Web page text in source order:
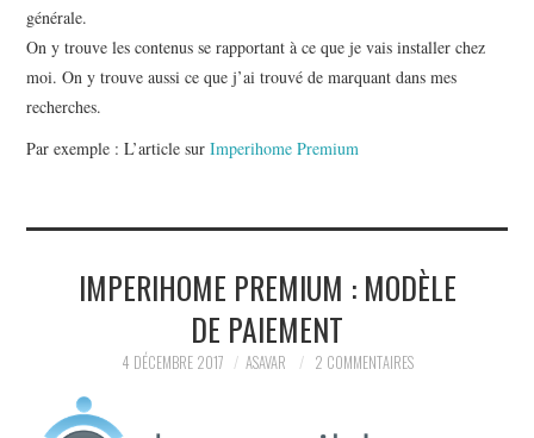
LIFE
À PROPOS
générale.
On y trouve les contenus se rapportant à ce que je vais installer chez
moi. On y trouve aussi ce que j’ai trouvé de marquant dans mes
recherches.
Par exemple : L’article surImperihome Premium
IMPERIHOME PREMIUM : MODÈLE
DE PAIEMENT
4 DÉCEMBRE 2017 ASAVAR 2 COMMENTAIRES